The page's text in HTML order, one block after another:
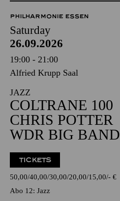
PHILHARMONIE ESSEN
Saturday
26.09.2026
19:00 - 21:00
Alfried Krupp Saal
JAZZ
COLTRANE 100
CHRIS POTTER
WDR BIG BAND
TICKETS
50,00 40,00 30,00 20,00 15,00 - €
Abo 12: Jazz